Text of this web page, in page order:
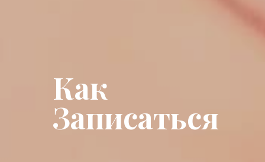
Как
Записаться